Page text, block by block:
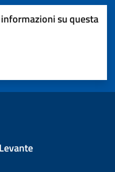
su questa
su 5
su 5
5